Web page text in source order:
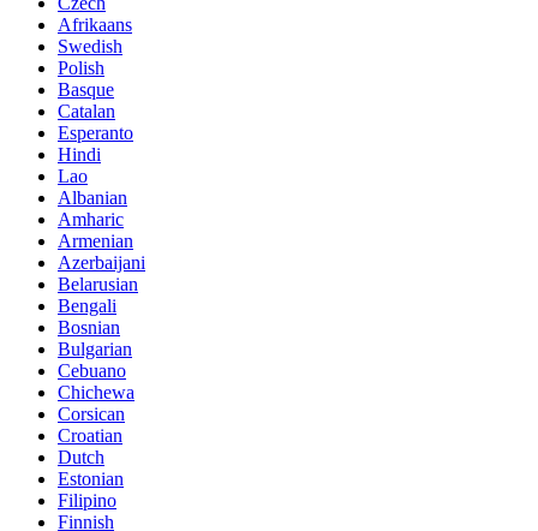
Afrikaans
Swedish
Polish
Basque
Catalan
Esperanto
Hindi
Lao
Albanian
Amharic
Armenian
Azerbaijani
Belarusian
Bengali
Bosnian
Bulgarian
Cebuano
Chichewa
Corsican
Croatian
Dutch
Estonian
Filipino
Finnish